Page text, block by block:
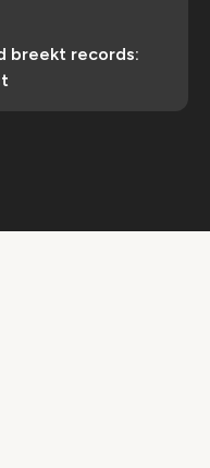
breekt records: